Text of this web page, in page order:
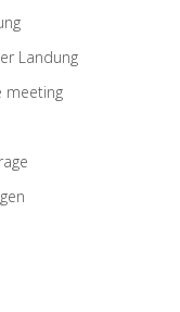
Landung
meeting